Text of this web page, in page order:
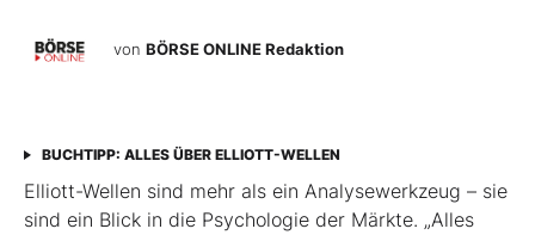
von BÖRSE ONLINE Redaktion
BUCHTIPP: ALLES ÜBER ELLIOTT-WELLEN
Elliott-Wellen sind mehr als ein Analysewerkzeug – sie
sind ein Blick in die Psychologie der Märkte. „Alles